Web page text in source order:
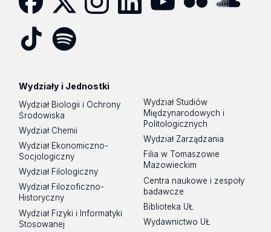
Wydziały i Jednostki
Wydział Biologii i Ochrony
Środowiska
Wydział Chemii
Wydział Ekonomiczno-
Socjologiczny
Wydział Filologiczny
Wydział Filozoficzno-
Historyczny
Wydział Fizyki i Informatyki
Stosowanej
Wydział Studiów
Międzynarodowych i
Politologicznych
Wydział Zarządzania
Filia w Tomaszowie
Mazowieckim
Centra naukowe i zespoły
badawcze
Biblioteka UŁ
Wydawnictwo UŁ